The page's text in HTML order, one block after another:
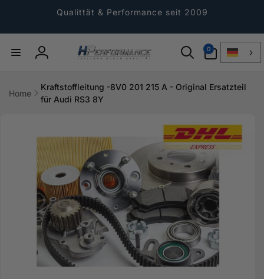
Qualittät & Performance seit 2009
Einloggen
0
Artikel
Home
Kraftstoffleitung -8V0 201 215 A - Original Ersatzteil
für Audi RS3 8Y